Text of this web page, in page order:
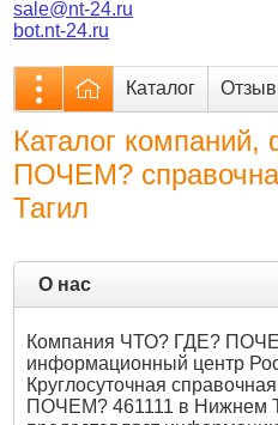
sale@nt-24.ru
bot.nt-24.ru
Каталог
Каталог
ПОЧЕМ?
Тагил
О нас
Компания ЧТО? ГДЕ?
информационный центр
Круглосуточная
ПОЧЕМ? 461111 в Нижнем